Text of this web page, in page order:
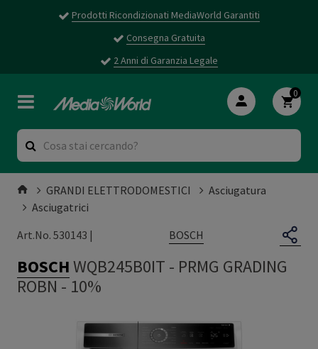
Prodotti Ricondizionati MediaWorld Garantiti
Consegna Gratuita
2 Anni di Garanzia Legale
0
GRANDI ELETTRODOMESTICI
Asciugatura
Asciugatrici
Art.No. 530143 |
BOSCH
BOSCHWQB245B0IT - PRMG GRADING
ROBN - 10%